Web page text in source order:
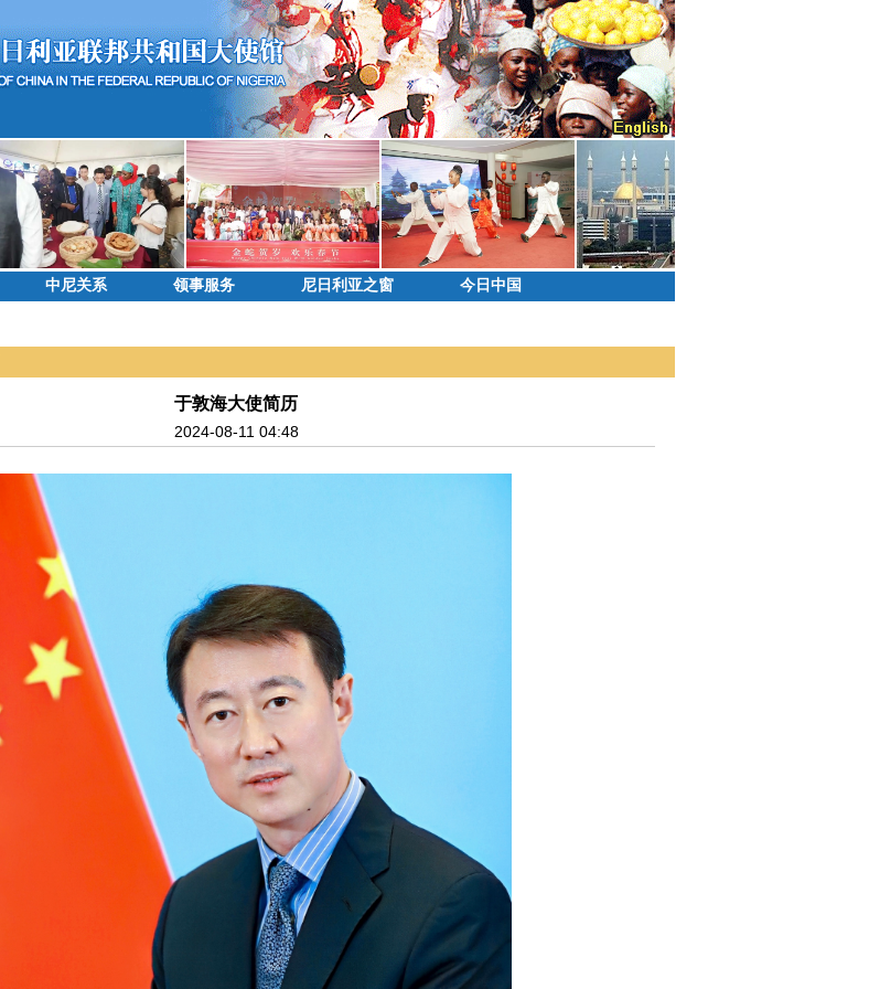
中尼关系 领事服务 尼日利亚之窗 今日中国
于敦海大使简历
2024-08-11 04:48